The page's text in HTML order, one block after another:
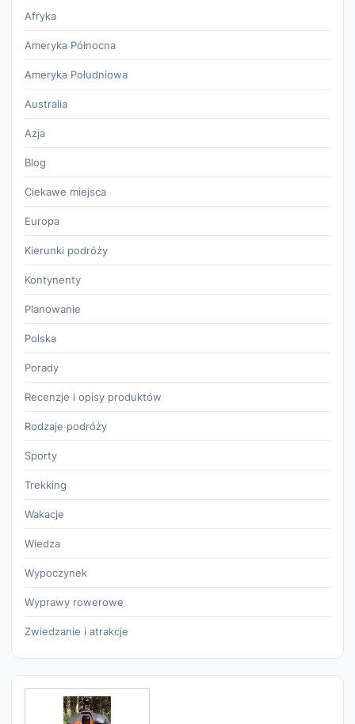
Afryka
Ameryka Północna
Ameryka Południowa
Australia
Azja
Blog
Ciekawe miejsca
Europa
Kierunki podróży
Kontynenty
Planowanie
Polska
Porady
Recenzje i opisy produktów
Rodzaje podróży
Sporty
Trekking
Wakacje
Wiedza
Wypoczynek
Wyprawy rowerowe
Zwiedzanie i atrakcje